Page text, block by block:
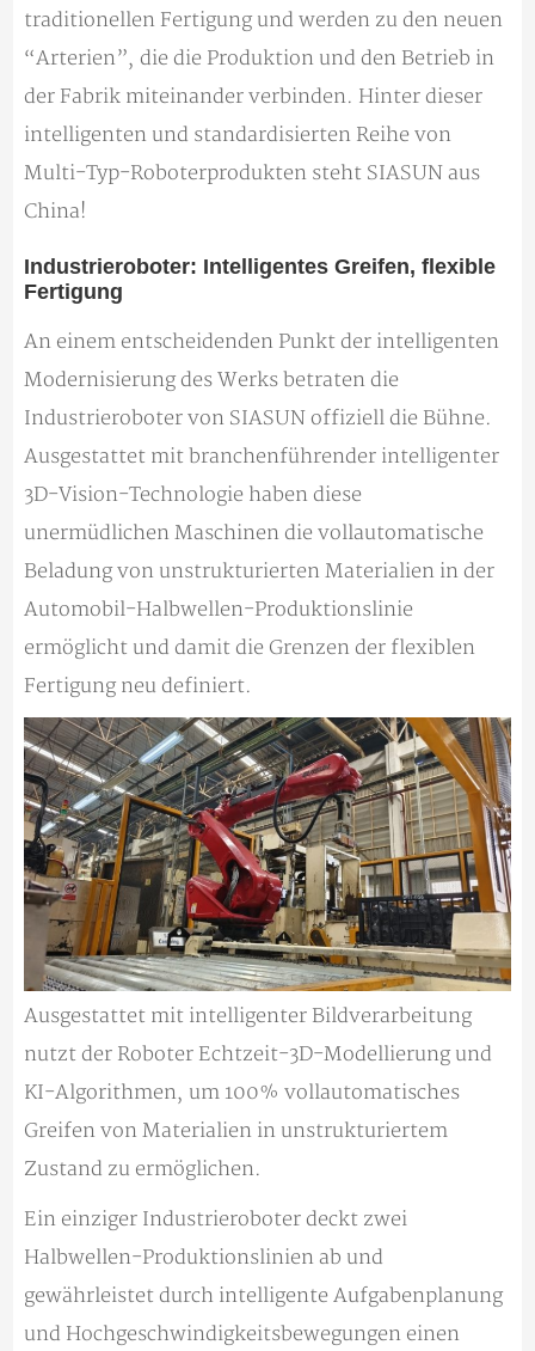
traditionellen Fertigung und werden zu den neuen
“Arterien”, die die Produktion und den Betrieb in
der Fabrik miteinander verbinden. Hinter dieser
intelligenten und standardisierten Reihe von
Multi-Typ-Roboterprodukten steht SIASUN aus
China!
Industrieroboter: Intelligentes Greifen, flexible
Fertigung
An einem entscheidenden Punkt der intelligenten
Modernisierung des Werks betraten die
Industrieroboter von SIASUN offiziell die Bühne.
Ausgestattet mit branchenführender intelligenter
3D-Vision-Technologie haben diese
unermüdlichen Maschinen die vollautomatische
Beladung von unstrukturierten Materialien in der
Automobil-Halbwellen-Produktionslinie
ermöglicht und damit die Grenzen der flexiblen
Fertigung neu definiert.
Ausgestattet mit intelligenter Bildverarbeitung
nutzt der Roboter Echtzeit-3D-Modellierung und
KI-Algorithmen, um 100% vollautomatisches
Greifen von Materialien in unstrukturiertem
Zustand zu ermöglichen.
Ein einziger Industrieroboter deckt zwei
Halbwellen-Produktionslinien ab und
gewährleistet durch intelligente Aufgabenplanung
und Hochgeschwindigkeitsbewegungen einen